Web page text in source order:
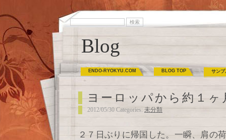
Blog
ENDO-RYOKYU.COM BLOG TOP サンプ
ヨーロッパから約１
2012/05/30 Categories: 未分類
２７日ぶりに帰国した。一瞬、肩の